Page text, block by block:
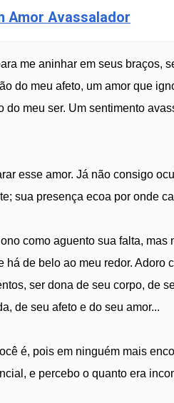
Amor Avassalador
me aninhar em seus braços,
do meu afeto, um amor que
do meu ser. Um sentimento
esse amor. Já não consigo
sua presença ecoa por onde
como aguento sua falta,
há de belo ao meu redor.
ser dona de seu corpo, de
de seu afeto e do seu amor...
é, pois em ninguém mais
e percebo o quanto era